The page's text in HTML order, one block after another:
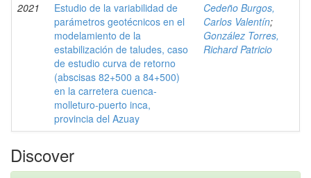
2021
Estudio de la variabilidad de
parámetros geotécnicos en el
modelamiento de la
estabilización de taludes, caso
de estudio curva de retorno
(abscisas 82+500 a 84+500)
en la carretera cuenca-
molleturo-puerto inca,
provincia del Azuay
Cedeño Burgos,
Carlos Valentín;
González Torres,
Richard Patricio
Discover